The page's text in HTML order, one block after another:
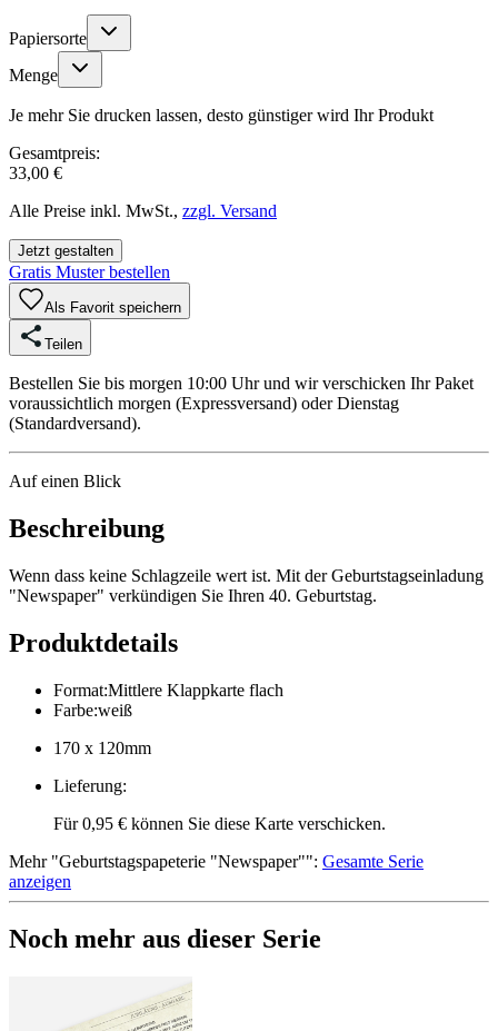
Papiersorte
Menge
Je mehr Sie drucken lassen, desto günstiger wird Ihr Produkt
Gesamtpreis:
33,00 €
Alle Preise inkl. MwSt., zzgl. Versand
Jetzt gestalten
Gratis Muster bestellen
Als Favorit speichern
Teilen
Bestellen Sie bis morgen 10:00 Uhr und wir verschicken Ihr Paket
voraussichtlich morgen (Expressversand) oder Dienstag
(Standardversand).
Auf einen Blick
Beschreibung
Wenn dass keine Schlagzeile wert ist. Mit der Geburtstagseinladung
"Newspaper" verkündigen Sie Ihren 40. Geburtstag.
Produktdetails
Format:Mittlere Klappkarte flach
Farbe:weiß
170 x 120mm
Lieferung:
Für 0,95 € können Sie diese Karte verschicken.
Mehr"Geburtstagspapeterie "Newspaper"": Gesamte Serie
anzeigen
Noch mehr aus dieser Serie